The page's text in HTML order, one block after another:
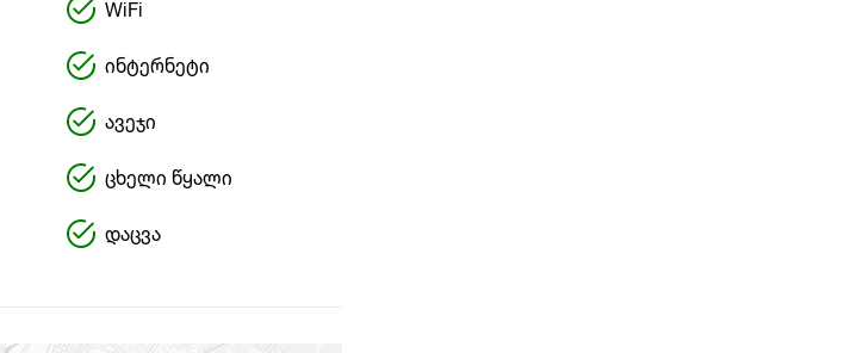
WiFi
ინტერნეტი
ავეჯი
ცხელი წყალი
დაცვა